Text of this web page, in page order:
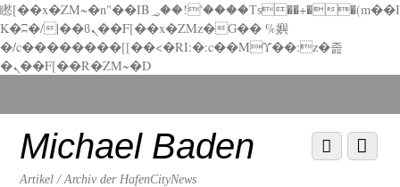
矁[��x�ZM~�n"��IB؃��!'����Тѕ��+��(m��I
K�ʭ�/|��ϐܢ��F[��x�ZMz�G�� %嬩
�/c��������[[��<�RI:�:c��MΎ��:z�졾
�ܢ��F[��R�ZM~�D
down
contentMichael Baden
Artikel / Archiv der HafenCityNews
Menu
Scroll
down